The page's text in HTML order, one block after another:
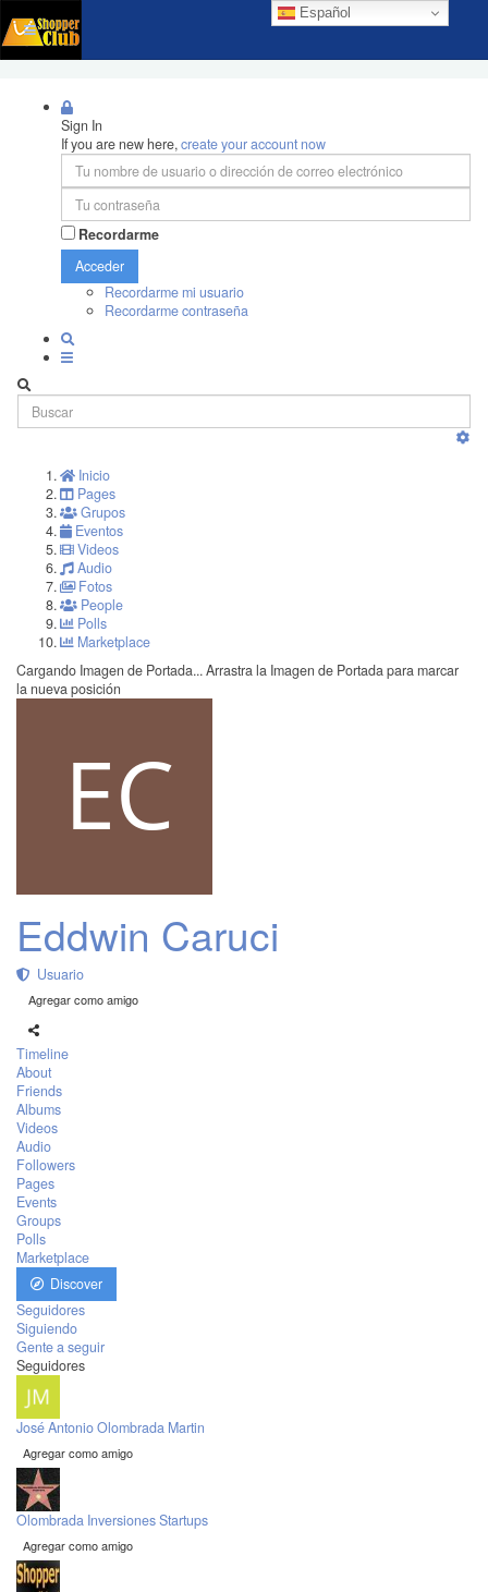
Español
Sign In
If you are new here,create your account now
Recordarme
Acceder
Recordarme mi usuario
Recordarme contraseña
Inicio
Pages
Grupos
Eventos
Videos
Audio
Fotos
People
Polls
Marketplace
Cargando Imagen de Portada... Arrastra la Imagen de Portada para marcar
la nueva posición
Eddwin Caruci
Usuario
Agregar como amigo
Timeline
About
Friends
Albums
Videos
Audio
Followers
Pages
Events
Groups
Polls
Marketplace
Discover
Seguidores
Siguiendo
Gente a seguir
Seguidores
José Antonio Olombrada Martin
Agregar como amigo
Olombrada Inversiones Startups
Agregar como amigo